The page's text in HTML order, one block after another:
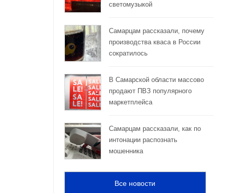
светомузыкой
Самарцам рассказали, почему
производства кваса в России
сократилось
В Самарской области массово
продают ПВЗ популярного
маркетплейса
Самарцам рассказали, как по
интонации распознать
мошенника
Все новости